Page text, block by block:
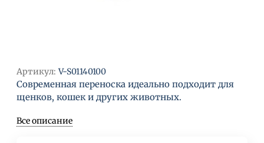
Артикул: V-S01140100
Современная переноска идеально подходит для
щенков, кошек и других животных.
Все описание